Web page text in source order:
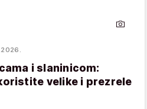
i slaninicom:
velike i prezrele